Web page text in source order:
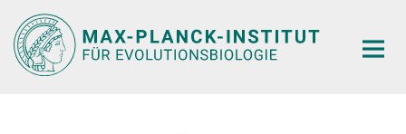
Hauptinhalt